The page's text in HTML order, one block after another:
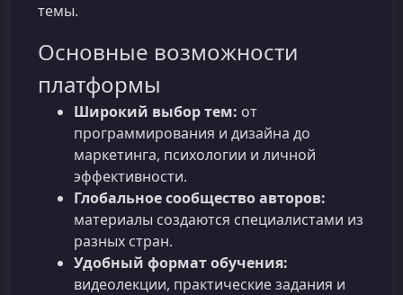
темы.
Основные возможности
платформы
Широкий выбор тем: от
программирования и дизайна до
маркетинга, психологии и личной
эффективности.
Глобальное сообщество авторов:
материалы создаются специалистами из
разных стран.
Удобный формат обучения:
видеолекции, практические задания и